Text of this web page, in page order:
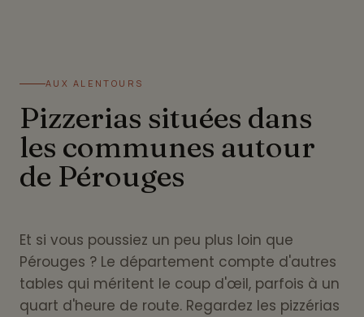
AUX ALENTOURS
Pizzerias situées dans
les communes autour
de Pérouges
Et si vous poussiez un peu plus loin que
Pérouges ? Le département compte d'autres
tables qui méritent le coup d'œil, parfois à un
quart d'heure de route. Regardez les pizzérias